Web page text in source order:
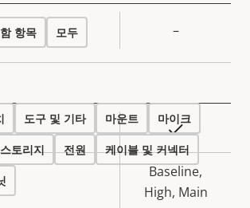
–
예
Baseline,
High, Main
항목 모두
도구 및 기타 마운트 마이크
토리지 전원 케이블 및 커넥터